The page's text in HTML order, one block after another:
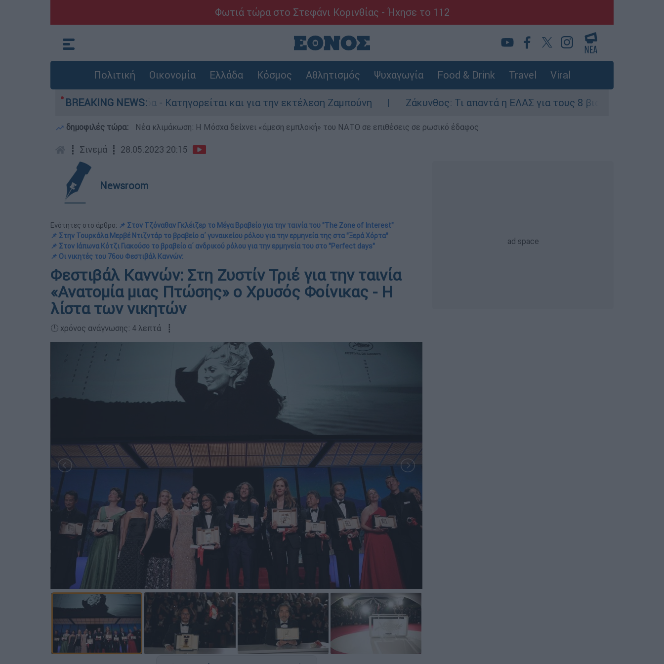
Φωτιά τώρα στο Στεφάνι Κορινθίας - Ήχησε το 112
Πολιτική Οικονομία Ελλάδα Κόσμος Αθλητισμός Ψυχαγωγία Food & Drink Travel Viral
BREAKING NEWS:
στην Ελλάδα - Κατηγορείται και για την εκτέλεση Ζαμπούνη Ζάκυνθος: Τι απαντά η ΕΛΑΣ για τους 8 βιασμούς τουριστριών -
δημοφιλές τώρα: Νέα κλιμάκωση: Η Μόσχα δείχνει «άμεση εμπλοκή» του ΝΑΤΟ σε επιθέσεις σε ρωσικό έδαφος
┋ Σινεμά ┋ 28.05.2023 20:15
Newsroom
Ενότητες στο άρθρο: 📌 Στον Τζόναθαν Γκλέιζερ το Μέγα Βραβείο για την ταινία του "The Zone of Interest"
📌 Στην Τουρκάλα Μερβέ Ντιζντάρ το βραβείο α΄ γυναικείου ρόλου για την ερμηνεία της στα "Ξερά Χόρτα"
📌 Στον Ιάπωνα Κότζι Γιακούσο το βραβείο α΄ ανδρικού ρόλου για την ερμηνεία του στο "Perfect days"
📌 Οι νικητές του 76ου Φεστιβάλ Καννών:
Φεστιβάλ Καννών: Στη Ζυστίν Τριέ για την ταινία
«Ανατομία μιας Πτώσης» ο Χρυσός Φοίνικας - Η
λίστα των νικητών
🕛 χρόνος ανάγνωσης: 4 λεπτά ┋